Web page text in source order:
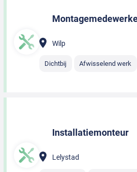
Wilp
Dichtbij Afwisselend werk
Installatiemonteur
Lelystad